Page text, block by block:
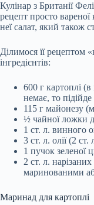
Кулінар з Британії
рецепт просто вареної
неї салат, який також
Ділимося її рецептом
інгредієнтів:
600 г картоплі (в
немає, то
115 г майонезу
½ чайної ложки
1 ст. л. винного
3 ст. л. олії (2 ст.
1 пучок зеленої
2 ст. л.
маринованими
Маринад для картоплі